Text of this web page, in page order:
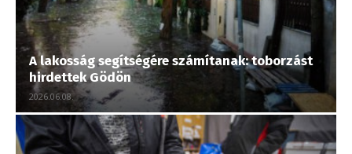
A lakosság segítségére számítanak: toborzást
hirdettek Gödön
2026.06.08.